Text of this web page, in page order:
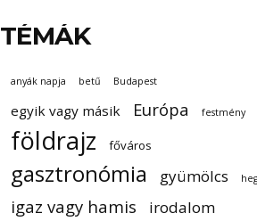
TÉMÁK
anyák napja betű Budapest
egyik vagy másik Európa festmény
földrajz főváros
gasztronómia gyümölcs
igaz vagy hamis irodalom